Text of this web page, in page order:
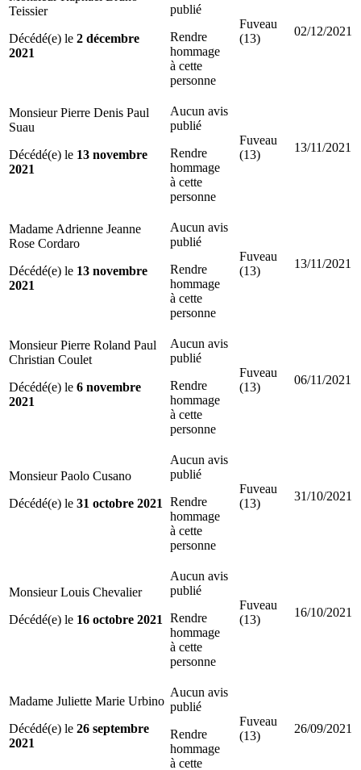
Teissier
Décédé(e) le 2 décembre
2021
publié
Rendre
hommage
à cette
personne
Fuveau
(13)
02/12/2021
Monsieur Pierre Denis Paul
Suau
Décédé(e) le 13 novembre
2021
Aucun avis
publié
Rendre
hommage
à cette
personne
Fuveau
(13)
13/11/2021
Madame Adrienne Jeanne
Rose Cordaro
Décédé(e) le 13 novembre
2021
Aucun avis
publié
Rendre
hommage
à cette
personne
Fuveau
(13)
13/11/2021
Monsieur Pierre Roland Paul
Christian Coulet
Décédé(e) le 6 novembre
2021
Aucun avis
publié
Rendre
hommage
à cette
personne
Fuveau
(13)
06/11/2021
Monsieur Paolo Cusano
Décédé(e) le 31 octobre 2021
Aucun avis
publié
Rendre
hommage
à cette
personne
Fuveau
(13)
31/10/2021
Monsieur Louis Chevalier
Décédé(e) le 16 octobre 2021
Aucun avis
publié
Rendre
hommage
à cette
personne
Fuveau
(13)
16/10/2021
Madame Juliette Marie Urbino
Décédé(e) le 26 septembre
2021
Aucun avis
publié
Rendre
hommage
à cette
Fuveau
(13)
26/09/2021